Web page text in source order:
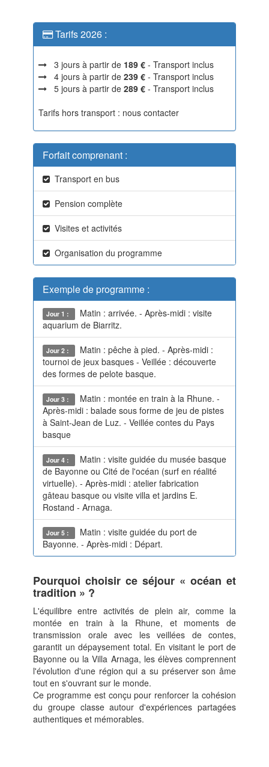
Tarifs 2026 :
3 jours à partir de 189 € - Transport inclus
4 jours à partir de 239 € - Transport inclus
5 jours à partir de 289 € - Transport inclus
Tarifs hors transport : nous contacter
Forfait comprenant :
Transport en bus
Pension complète
Visites et activités
Organisation du programme
Exemple de programme :
Jour 1 :
Matin : arrivée. - Après-midi : visite
aquarium de Biarritz.
Jour 2 :
Matin : pêche à pied. - Après-midi :
tournoi de jeux basques - Veillée : découverte
des formes de pelote basque.
Jour 3 :
Matin : montée en train à la Rhune. -
Après-midi : balade sous forme de jeu de pistes
à Saint-Jean de Luz. - Veillée contes du Pays
basque
Jour 4 :
Matin : visite guidée du musée basque
de Bayonne ou Cité de l'océan (surf en réalité
virtuelle). - Après-midi : atelier fabrication
gâteau basque ou visite villa et jardins E.
Rostand - Arnaga.
Jour 5 :
Matin : visite guidée du port de
Bayonne. - Après-midi : Départ.
Pourquoi choisir ce séjour « océan et
tradition » ?
L'équilibre entre activités de plein air, comme la
montée en train à la Rhune, et moments de
transmission orale avec les veillées de contes,
garantit un dépaysement total. En visitant le port de
Bayonne ou la Villa Arnaga, les élèves comprennent
l'évolution d'une région qui a su préserver son âme
tout en s'ouvrant sur le monde.
Ce programme est conçu pour renforcer la cohésion
du groupe classe autour d'expériences partagées
authentiques et mémorables.